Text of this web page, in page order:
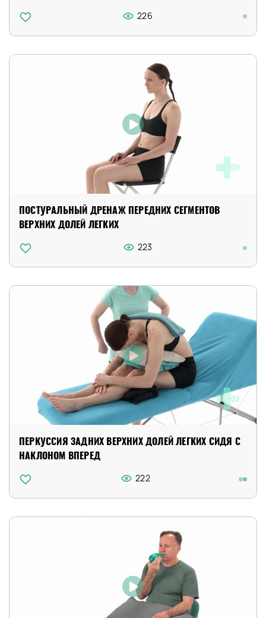
226
ПОСТУРАЛЬНЫЙ ДРЕНАЖ ПЕРЕДНИХ СЕГМЕНТОВ
ВЕРХНИХ ДОЛЕЙ ЛЕГКИХ
223
ПЕРКУССИЯ ЗАДНИХ ВЕРХНИХ ДОЛЕЙ ЛЕГКИХ СИДЯ С
НАКЛОНОМ ВПЕРЕД
222